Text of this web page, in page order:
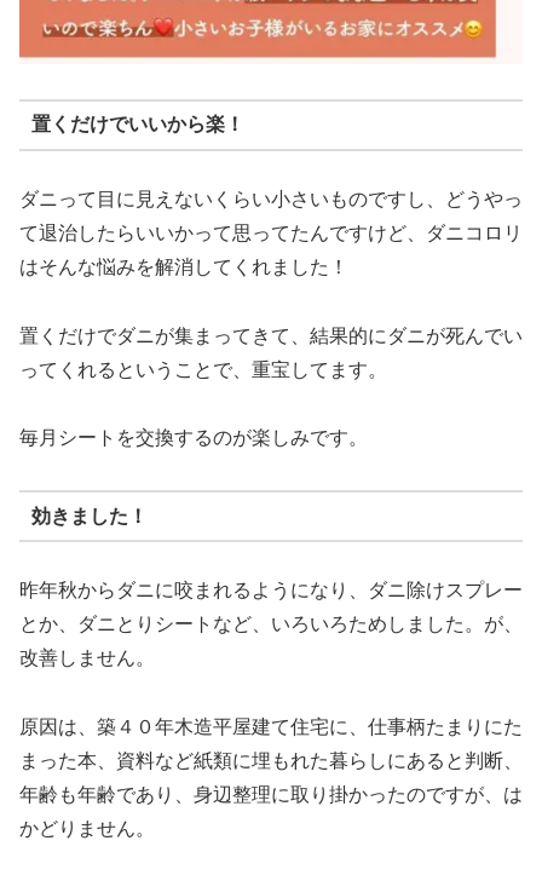
置くだけでいいから楽！
ダニって目に見えないくらい小さいものですし、どうやっ
て退治したらいいかって思ってたんですけど、ダニコロリ
はそんな悩みを解消してくれました！
置くだけでダニが集まってきて、結果的にダニが死んでい
ってくれるということで、重宝してます。
毎月シートを交換するのが楽しみです。
効きました！
昨年秋からダニに咬まれるようになり、ダニ除けスプレー
とか、ダニとりシートなど、いろいろためしました。が、
改善しません。
原因は、築４０年木造平屋建て住宅に、仕事柄たまりにた
まった本、資料など紙類に埋もれた暮らしにあると判断、
年齢も年齢であり、身辺整理に取り掛かったのですが、は
かどりません。